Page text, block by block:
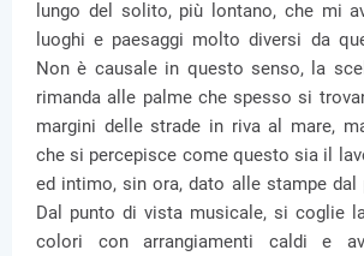
lungo del solito, più lontano, che mi
luoghi e paesaggi molto diversi da
Non è causale in questo senso, la
rimanda alle palme che spesso si
margini delle strade in riva al mare,
che si percepisce come questo sia il
ed intimo, sin ora, dato alle stampe dal
Dal punto di vista musicale, si coglie
colori con arrangiamenti caldi e